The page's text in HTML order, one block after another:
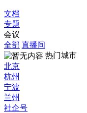
文档
专题
会议
全部 直播间
热门城市
北京
杭州
宁波
兰州
社企号